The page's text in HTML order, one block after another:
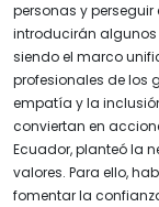
personas y
introducirán algunos
siendo el marco
profesionales de los
empatía y la
conviertan en
Ecuador, planteó la
valores. Para ello,
fomentar la